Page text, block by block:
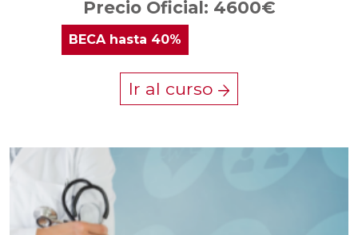
Precio Oficial: 4600€
BECAhasta 40%
Ir al curso